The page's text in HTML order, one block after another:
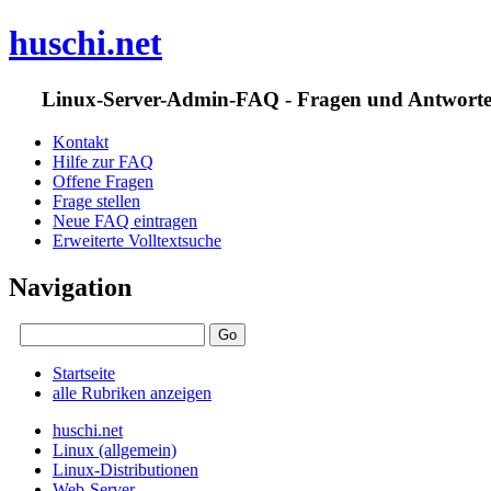
huschi.net
Linux-Server-Admin-FAQ - Fragen und
Kontakt
Hilfe zur FAQ
Offene Fragen
Frage stellen
Neue FAQ eintragen
Erweiterte Volltextsuche
Navigation
Startseite
alle Rubriken anzeigen
huschi.net
Linux (allgemein)
Linux-Distributionen